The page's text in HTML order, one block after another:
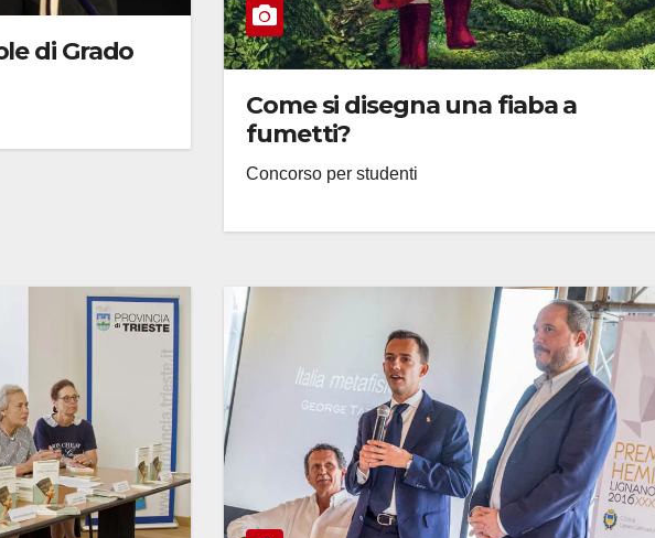
di Grado
Come si disegna una fiaba a
fumetti?
Concorso per studenti